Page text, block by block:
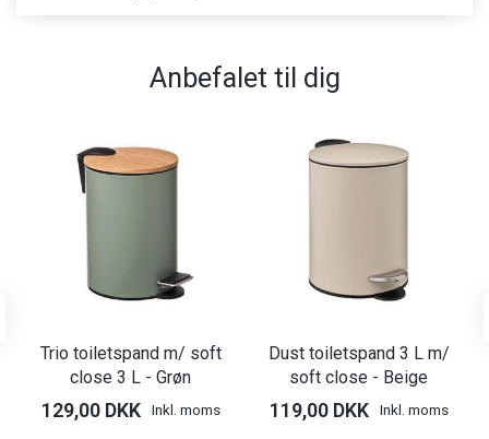
Anbefalet til dig
Trio toiletspand m/ soft
close 3 L - Grøn
129,00 DKK Inkl. moms
Dust toiletspand 3 L m/
soft close - Beige
119,00 DKK Inkl. moms